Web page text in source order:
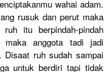
nmu wahai adam.
g rusuk dan perut maka
itu berpindah-pinda­h
maka anggota tadi jadi
Disaat ruh sudah sampai
ga untuk berdiri tapi tidak